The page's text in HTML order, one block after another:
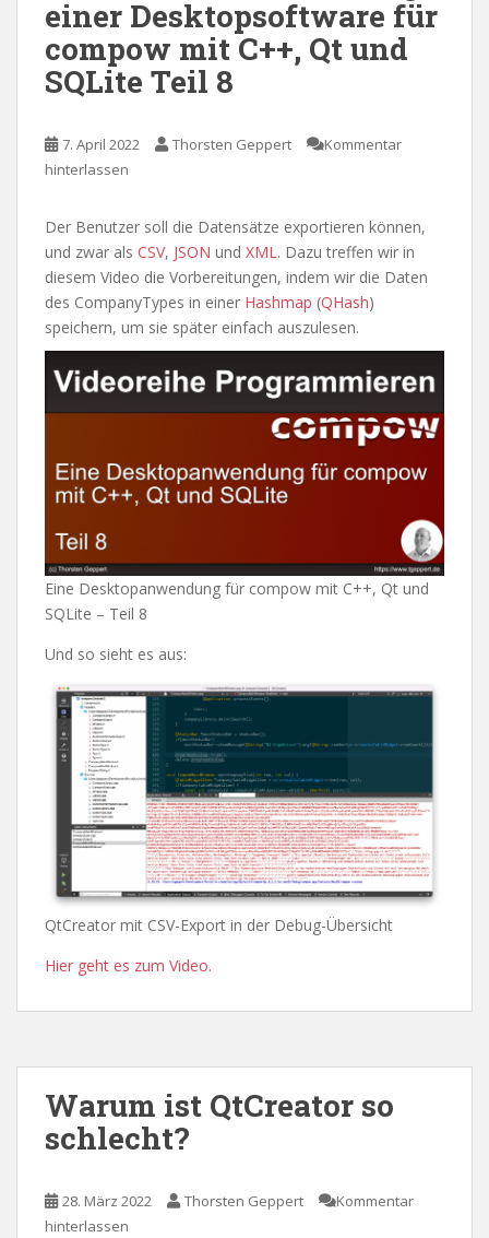
einer Desktopsoftware für
compow mit C++, Qt und
SQLite Teil 8
7. April 2022 Thorsten Geppert
Kommentar
hinterlassen
Der Benutzer soll die Datensätze exportieren können,
und zwar als CSV, JSON und XML. Dazu treffen wir in
diesem Video die Vorbereitungen, indem wir die Daten
des CompanyTypes in einer Hashmap (QHash)
speichern, um sie später einfach auszulesen.
Eine Desktopanwendung für compow mit C++, Qt und
SQLite – Teil 8
Und so sieht es aus:
QtCreator mit CSV-Export in der Debug-Übersicht
Hier geht es zum Video.
Warum ist QtCreator so
schlecht?
28. März 2022 Thorsten Geppert
Kommentar
hinterlassen